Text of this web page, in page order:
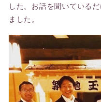
した。お話を聞いている
ました。